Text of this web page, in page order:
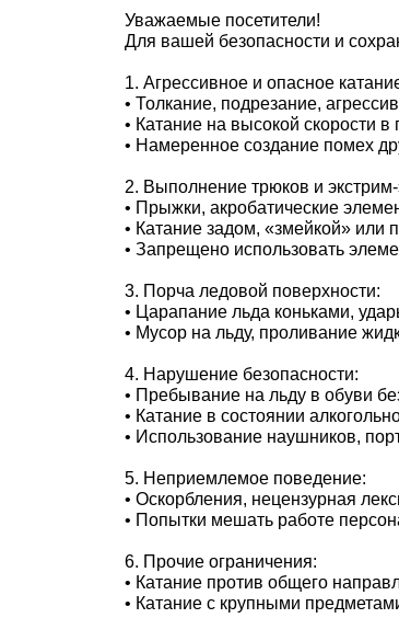
Уважаемые посетители!
Для вашей безопасности и
1. Агрессивное и опасное
• Толкание, подрезание,
• Катание на высокой скорости в
• Намеренное создание помех
2. Выполнение трюков и
• Прыжки, акробатические
• Катание задом, «змейкой» или
• Запрещено использовать
3. Порча ледовой поверхности:
• Царапание льда коньками,
• Мусор на льду, проливание
4. Нарушение безопасности:
• Пребывание на льду в обуви
• Катание в состоянии
• Использование наушников,
5. Неприемлемое поведение:
• Оскорбления, нецензурная
• Попытки мешать работе
6. Прочие ограничения:
• Катание против общего
• Катание с крупными